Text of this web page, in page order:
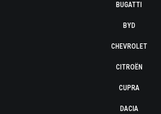
BUGATTI
BYD
CHEVROLET
CITROËN
CUPRA
DACIA